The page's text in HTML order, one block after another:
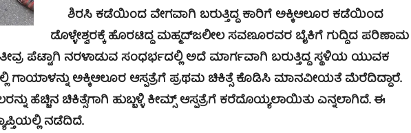
ಶಿರಸಿ ಕಡೆಯಿಂದ ವೇಗವಾಗಿ ಬರುತ್ತಿದ್ದ ಕಾರಿಗೆ ಅಕ್ಕಿಆಲೂರ ಕಡೆಯಿಂದ
ಡೊಳ್ಳೇಶ್ವರಕ್ಕೆ ಹೊರಟಿದ್ದ ಮಹ್ಮದ್‍ಜಲೀಲ ಸವಣೂರವರ ಬೈಕಿಗೆ ಗುದ್ದಿದ ಪರಿಣಾಮ
ಪೆಟ್ಟಾಗಿ ನರಳಾಡುವ ಸಂಧರ್ಭದಲ್ಲಿ ಅದೆ ಮಾರ್ಗವಾಗಿ ಬರುತ್ತಿದ್ದ ಸ್ಥಳಿಯ ಯುವಕ
ಗಾಯಾಳನ್ನು ಅಕ್ಕಿಆಲೂರ ಆಸ್ಪತ್ರೆಗೆ ಪ್ರಥಮ ಚಿಕಿತ್ಸೆ ಕೊಡಿಸಿ ಮಾನವೀಯತೆ ಮೆರೆದಿದ್ದಾರೆ.
ಹೆಚ್ಚಿನ ಚಿಕಿತ್ಸೆಗಾಗಿ ಹುಬ್ಬಳ್ಳಿ ಕೀಮ್ಸ್ ಆಸ್ಪತ್ರೆಗೆ ಕರೆದೊಯ್ಯಲಾಯಿತು ಎನ್ನಲಾಗಿದೆ. ಈ
ನಡೆದಿದೆ.